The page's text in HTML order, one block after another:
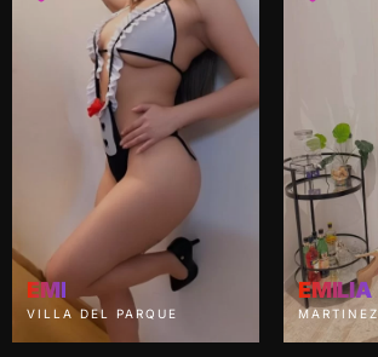
EMI
VILLA DEL PARQUE
EMILIA
MARTINEZ